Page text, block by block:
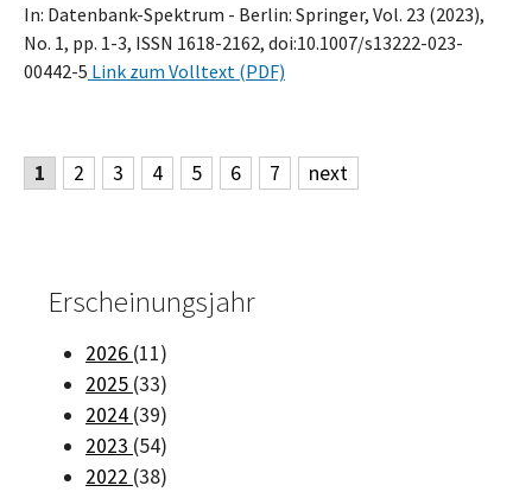
In: Datenbank-Spektrum - Berlin: Springer, Vol. 23 (2023),
No. 1, pp. 1-3, ISSN 1618-2162, doi:10.1007/s13222-023-
00442-5 Link zum Volltext (PDF)
1 2 3 4 5 6 7 next
Erscheinungsjahr
2026 (11)
2025 (33)
2024 (39)
2023 (54)
2022 (38)